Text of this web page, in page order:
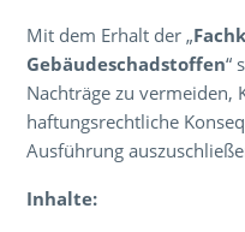
Mit dem Erhalt der „
Gebäudeschadstoffen“
Nachträge zu vermeiden,
haftungsrechtliche
Ausführung
Inhalte: